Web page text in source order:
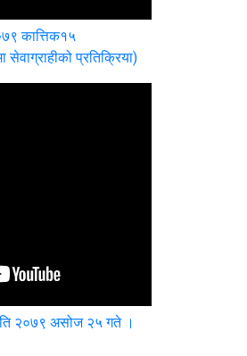
कात्तिक१५
सेवाग्राहीको प्रतिक्रिया)
२०७९ असोज २५ गते ।